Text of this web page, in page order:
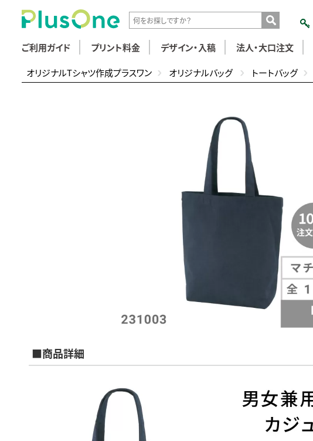
ご利用ガイド プリント料金 デザイン・入稿 法人・大口注文
オリジナルTシャツ作成プラスワン オリジナルバッグ トートバッグ
■商品詳細